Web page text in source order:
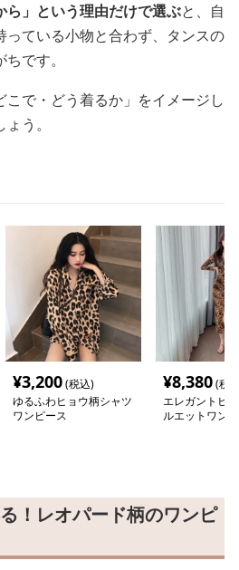
ら」という理由だけで選ぶと、自
っている小物と合わず、タンスの
です。
で・どう着るか」をイメージし
う。
¥3,200(税込)
ゆるふわヒョウ柄シャツ
ワンピース
¥8,380(税
エレガントヒ
ルエットワン
！レオパード柄のワンピ